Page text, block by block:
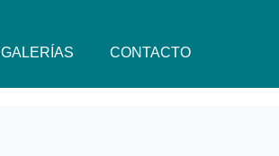
GALERÍAS CONTACTO